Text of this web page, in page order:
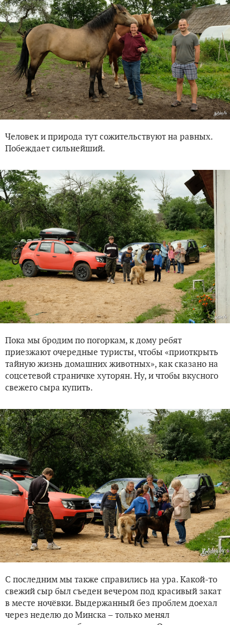
Человек и природа тут сожительствуют на равных.
Побеждает сильнейший.
Пока мы бродим по погоркам, к дому ребят
приезжают очередные туристы, чтобы «приоткрыть
тайную жизнь домашних животных», как сказано на
соцсетевой страничке хуторян. Ну, и чтобы вкусного
свежего сыра купить.
С последним мы также справились на ура. Какой-то
свежий сыр был съеден вечером под красивый закат
в месте ночёвки. Выдержанный без проблем доехал
через неделю до Минска – только менял